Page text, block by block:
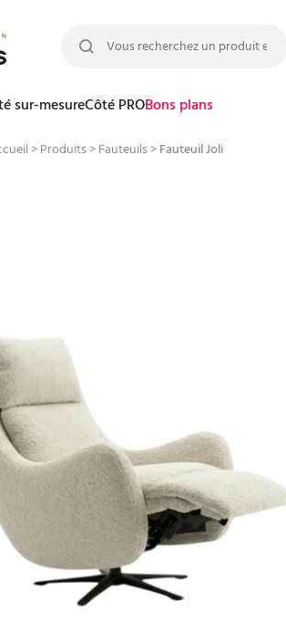
Rechercher :
sur-mesureCôté PROBons plans
> Produits> Fauteuils> Fauteuil Joli